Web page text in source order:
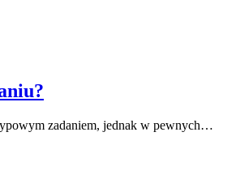
zadaniem, jednak w pewnych…